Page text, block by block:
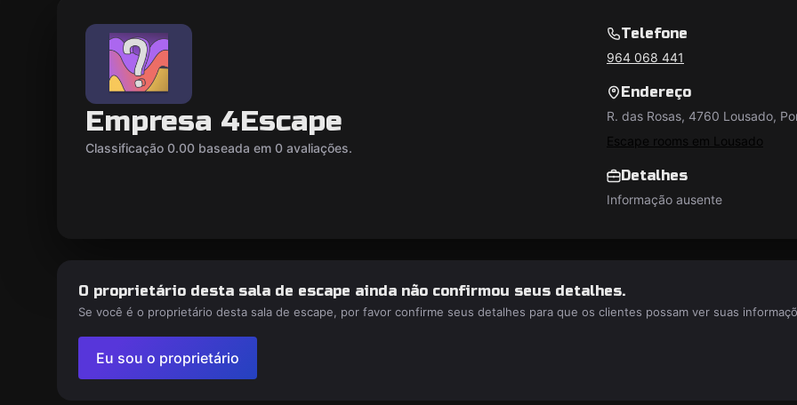
Empresa 4Escape
Classificação 0.00 baseada em 0 avaliações.
Telefone
964 068 441
Endereço
R. das Rosas, 4760 Lousado,
Escape rooms em Lousado
Detalhes
Informação ausente
O proprietário desta sala de escape ainda não confirmou seus detalhes.
Se você é o proprietário desta sala de escape, por favor confirme seus detalhes para que os clientes possam ver suas
Eu sou o proprietário